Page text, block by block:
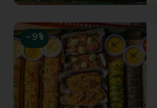
- 9%